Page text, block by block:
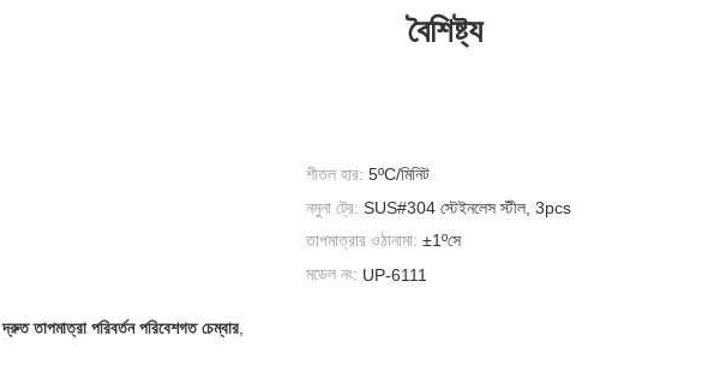
বৈশিষ্ট্য
শীতল হার: 5ºC/মিনিট
নমুনা ট্রে: SUS#304 স্টেইনলেস স্টীল, 3pcs
তাপমাত্রার ওঠানামা: ±1ºসে
মডেল নং: UP-6111
,দ্রুত তাপমাত্রা পরিবর্তন পরিবেশগত চেম্বার